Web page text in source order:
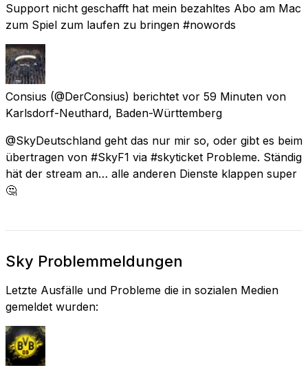
Support nicht geschafft hat mein bezahltes Abo am Mac
zum Spiel zum laufen zu bringen #nowords
Consius (@DerConsius) berichtet vor 59 Minuten von
Karlsdorf-Neuthard, Baden-Württemberg
@SkyDeutschland geht das nur mir so, oder gibt es beim
übertragen von #SkyF1 via #skyticket Probleme. Ständig
hät der stream an… alle anderen Dienste klappen super
🤔
Sky Problemmeldungen
Letzte Ausfälle und Probleme die in sozialen Medien
gemeldet wurden: